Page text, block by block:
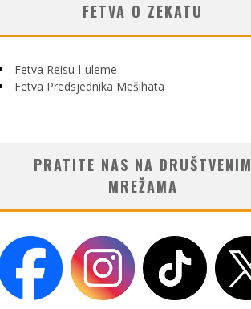
FETVA O ZEKATU
Fetva Reisu-l-uleme
Fetva Predsjednika Mešihata
PRATITE NAS NA DRUŠTVENIM
MREŽAMA